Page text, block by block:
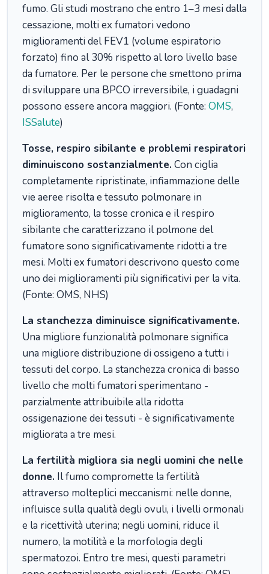
fumo. Gli studi mostrano che entro 1–3 mesi dalla
cessazione, molti ex fumatori vedono
miglioramenti del FEV1 (volume espiratorio
forzato) fino al 30% rispetto al loro livello base
da fumatore. Per le persone che smettono prima
di sviluppare una BPCO irreversibile, i guadagni
possono essere ancora maggiori. (Fonte: OMS,
ISSalute)
Tosse, respiro sibilante e problemi respiratori
diminuiscono sostanzialmente.Con ciglia
completamente ripristinate, infiammazione delle
vie aeree risolta e tessuto polmonare in
miglioramento, la tosse cronica e il respiro
sibilante che caratterizzano il polmone del
fumatore sono significativamente ridotti a tre
mesi. Molti ex fumatori descrivono questo come
uno dei miglioramenti più significativi per la vita.
(Fonte: OMS, NHS)
La stanchezza diminuisce significativamente.
Una migliore funzionalità polmonare significa
una migliore distribuzione di ossigeno a tutti i
tessuti del corpo. La stanchezza cronica di basso
livello che molti fumatori sperimentano -
parzialmente attribuibile alla ridotta
ossigenazione dei tessuti - è significativamente
migliorata a tre mesi.
La fertilità migliora sia negli uomini che nelle
donne. Il fumo compromette la fertilità
attraverso molteplici meccanismi: nelle donne,
influisce sulla qualità degli ovuli, i livelli ormonali
e la ricettività uterina; negli uomini, riduce il
numero, la motilità e la morfologia degli
spermatozoi. Entro tre mesi, questi parametri